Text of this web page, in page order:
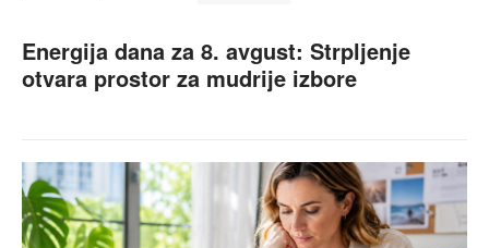
Energija dana za 8. avgust: Strpljenje
otvara prostor za mudrije izbore